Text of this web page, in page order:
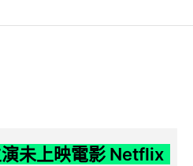
未上映電影 Netflix